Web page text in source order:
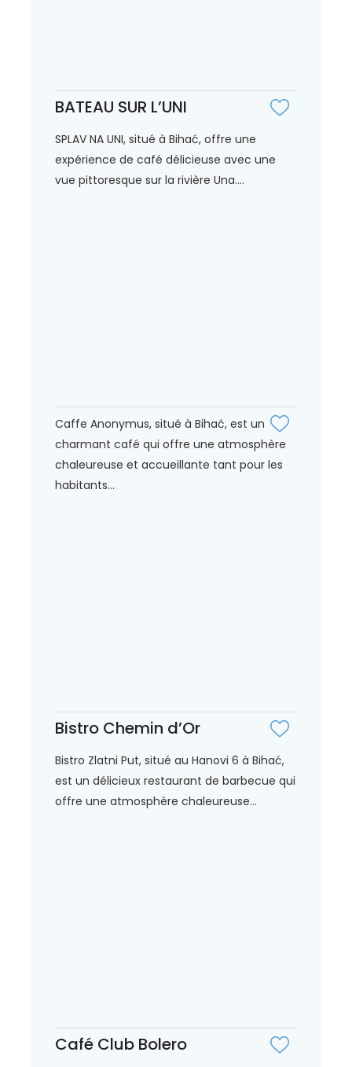
BATEAU SUR L’UNI
SPLAV NA UNI, situé à Bihać, offre une
expérience de café délicieuse avec une
vue pittoresque sur la rivière Una....
Caffe Anonymus, situé à Bihać, est un
charmant café qui offre une atmosphère
chaleureuse et accueillante tant pour les
habitants...
Bistro Chemin d’Or
Bistro Zlatni Put, situé au Hanovi 6 à Bihać,
est un délicieux restaurant de barbecue qui
offre une atmosphère chaleureuse...
Café Club Bolero